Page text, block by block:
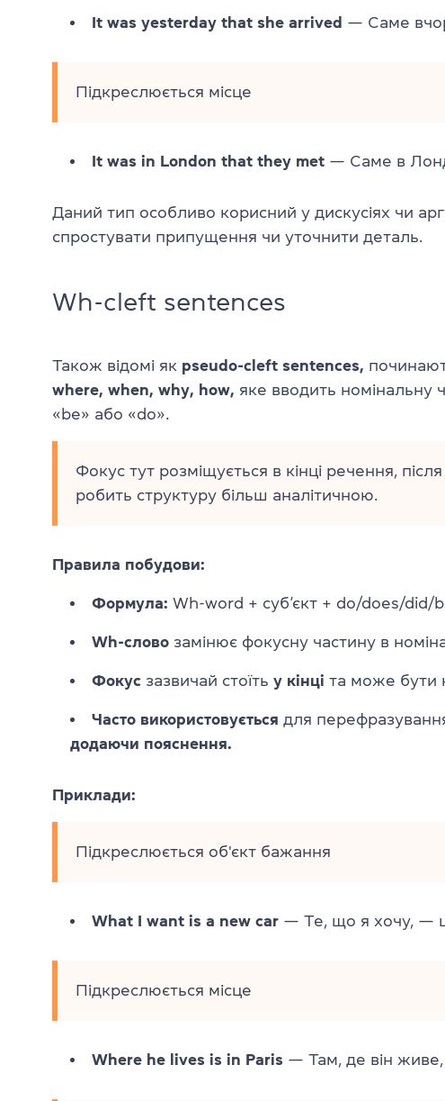
It was yesterday that she arrived — Саме
Підкреслюється місце
It was in London that they met — Саме в
Даний тип особливо корисний у дискусіях чи
спростувати припущення чи уточнити деталь.
Wh-cleft sentences
Також відомі як pseudo-cleft sentences,
where, when, why, how, яке вводить номінальну
«be» або «do».
Фокус тут розміщується в кінці речення,
робить структуру більш аналітичною.
Правила побудови:
Формула: Wh-word + суб’єкт + do/does/did/
Wh-слово замінює фокусну частину в
Фокус зазвичай стоїть у кінці та може бути
Часто використовується для
додаючи пояснення.
Приклади:
Підкреслюється об'єкт бажання
What I want is a new car — Те, що я хочу, —
Підкреслюється місце
Where he lives is in Paris — Там, де він